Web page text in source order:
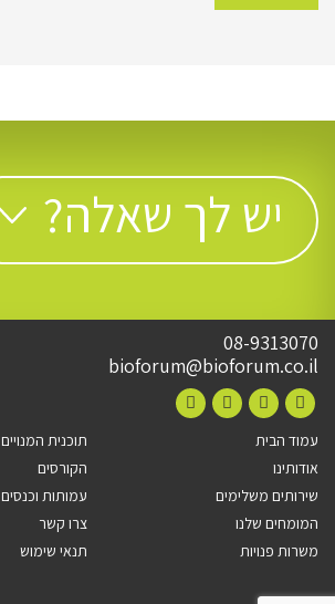
יש לך שאלה?
08-9313070
bioforum@bioforum.co.il
עמוד הבית
תוכנית המנויים
אודותינו
הקורסים
שירותים משלימים
עמותות וכנסים
המומחים שלנו
צרו קשר
משרות פנויות
תנאי שימוש